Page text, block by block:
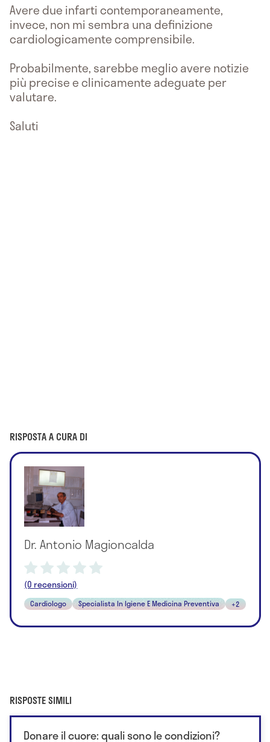
Avere due infarti contemporaneamente,
invece, non mi sembra una definizione
cardiologicamente comprensibile.
Probabilmente, sarebbe meglio avere notizie
più precise e clinicamente adeguate per
valutare.
Saluti
RISPOSTA A CURA DI
Dr. Antonio Magioncalda
(0 recensioni)
Cardiologo Specialista In Igiene E Medicina Preventiva +2
RISPOSTE SIMILI
Donare il cuore: quali sono le condizioni?